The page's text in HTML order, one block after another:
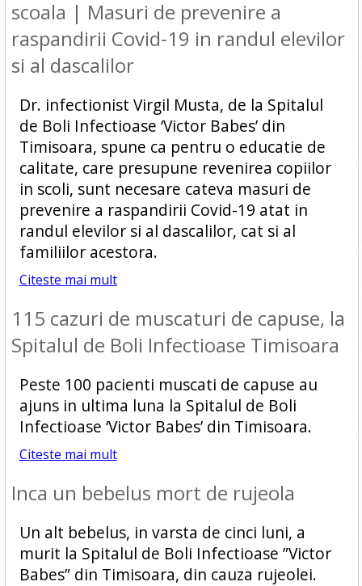
scoala | Masuri de prevenire a
raspandirii Covid-19 in randul elevilor
si al dascalilor
Dr. infectionist Virgil Musta, de la Spitalul
de Boli Infectioase ‘Victor Babes’ din
Timisoara, spune ca pentru o educatie de
calitate, care presupune revenirea copiilor
in scoli, sunt necesare cateva masuri de
prevenire a raspandirii Covid-19 atat in
randul elevilor si al dascalilor, cat si al
familiilor acestora.
Citeste mai mult
115 cazuri de muscaturi de capuse, la
Spitalul de Boli Infectioase Timisoara
Peste 100 pacienti muscati de capuse au
ajuns in ultima luna la Spitalul de Boli
Infectioase ‘Victor Babes’ din Timisoara.
Citeste mai mult
Inca un bebelus mort de rujeola
Un alt bebelus, in varsta de cinci luni, a
murit la Spitalul de Boli Infectioase ”Victor
Babes” din Timisoara, din cauza rujeolei.